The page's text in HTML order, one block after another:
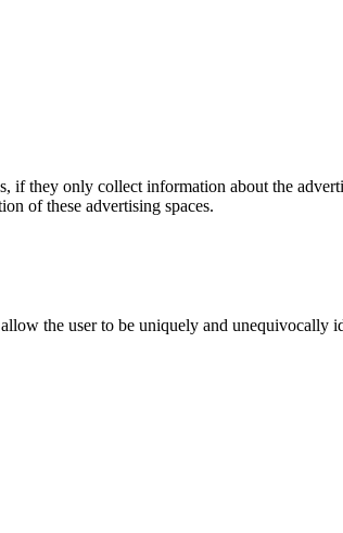
if they only collect information about the
of these advertising spaces.
the user to be uniquely and unequivocally